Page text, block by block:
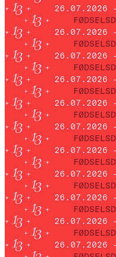
26.07.2026
26.07.2026
26.07.2026
26.07.2026
26.07.2026
26.07.2026
26.07.2026
26.07.2026
26.07.2026
26.07.2026
26.07.2026